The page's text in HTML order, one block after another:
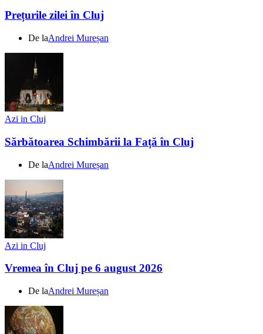
Prețurile zilei în Cluj
De laAndrei Mureșan
Azi in Cluj
Sărbătoarea Schimbării la Față în Cluj
De laAndrei Mureșan
Azi in Cluj
Vremea în Cluj pe 6 august 2026
De laAndrei Mureșan